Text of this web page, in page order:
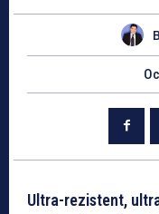
Ultra-rezistent,